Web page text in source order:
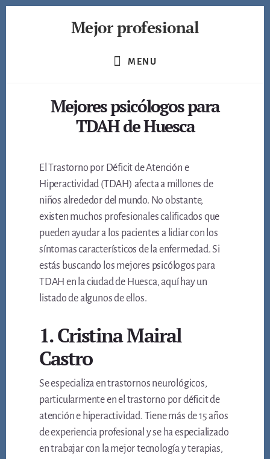
Mejor profesional
profesionales
MENU
Mejores psicólogos para
TDAH de Huesca
El Trastorno por Déficit de Atención e
Hiperactividad (TDAH) afecta a millones de
niños alrededor del mundo. No obstante,
existen muchos profesionales calificados que
pueden ayudar a los pacientes a lidiar con los
síntomas característicos de la enfermedad. Si
estás buscando los mejores psicólogos para
TDAH en la ciudad de Huesca, aquí hay un
listado de algunos de ellos.
1. Cristina Mairal
Castro
Se especializa en trastornos neurológicos,
particularmente en el trastorno por déficit de
atención e hiperactividad. Tiene más de 15 años
de experiencia profesional y se ha especializado
en trabajar con la mejor tecnología y terapias,